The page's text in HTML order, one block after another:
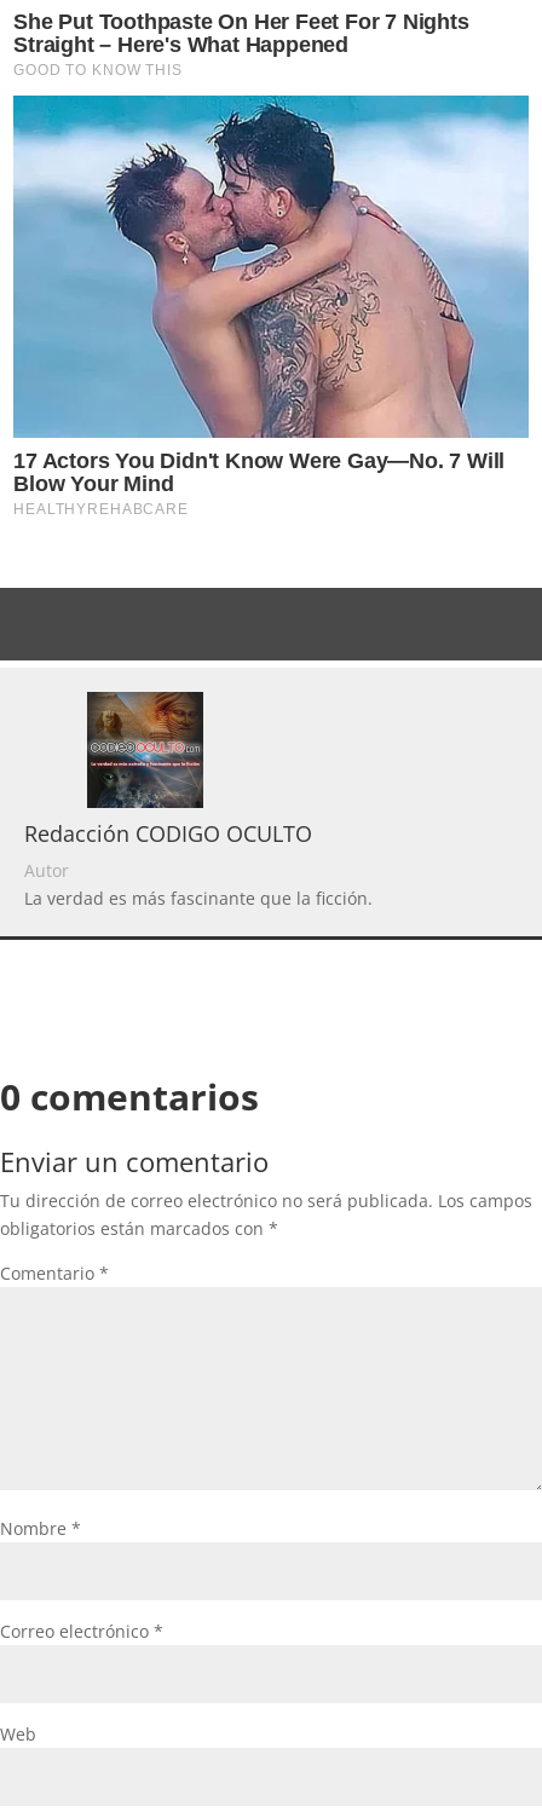
Redacción CODIGO OCULTO
Autor
La verdad es más fascinante que la ficción.
0 comentarios
Enviar un comentario
Tu dirección de correo electrónico no será publicada. Los campos
obligatorios están marcados con *
Comentario *
Nombre *
Correo electrónico *
Web